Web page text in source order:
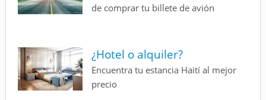
de comprar tu billete de avión
¿Hotel o alquiler?
Encuentra tu estancia Haití al mejor
precio